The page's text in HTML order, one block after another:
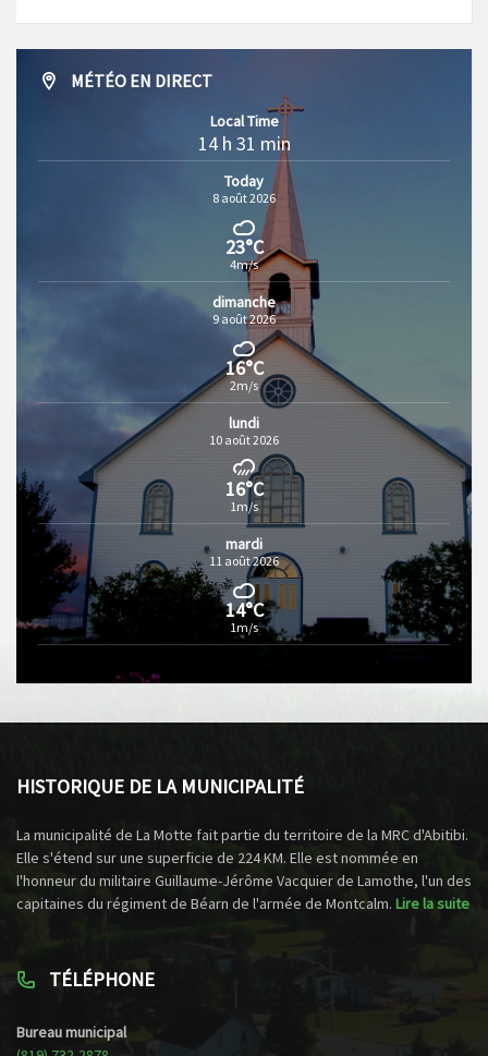
MÉTÉO EN DIRECT
Local Time
14 h 31 min
Today
8 août 2026
23°C
4m/s
dimanche
9 août 2026
16°C
2m/s
lundi
10 août 2026
16°C
1m/s
mardi
11 août 2026
14°C
1m/s
HISTORIQUE DE LA MUNICIPALITÉ
La municipalité de La Motte fait partie du territoire de la MRC d'Abitibi.
Elle s'étend sur une superficie de 224 KM. Elle est nommée en
l'honneur du militaire Guillaume-Jérôme Vacquier de Lamothe, l'un des
capitaines du régiment de Béarn de l'armée de Montcalm. Lire la suite
TÉLÉPHONE
Bureau municipal